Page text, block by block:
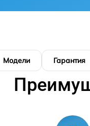
Модели Гарантия